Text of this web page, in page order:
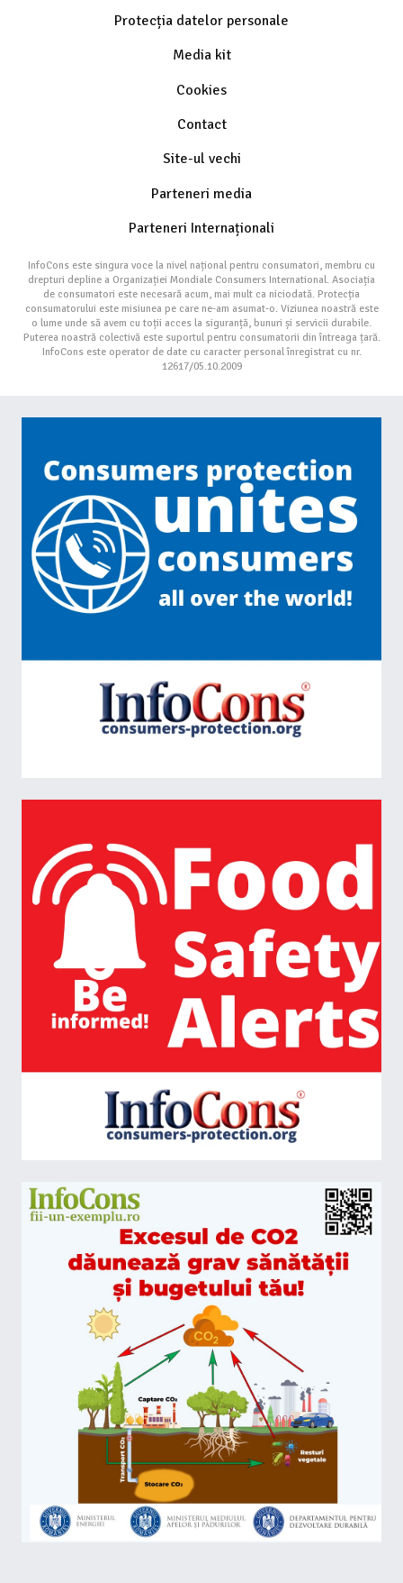
Protecția datelor personale
Media kit
Cookies
Contact
Site-ul vechi
Parteneri media
Parteneri Internaționali
InfoCons este singura voce la nivel național pentru consumatori, membru cu
drepturi depline a Organizației Mondiale Consumers International. Asociația
de consumatori este necesară acum, mai mult ca niciodată. Protecția
consumatorului este misiunea pe care ne-am asumat-o. Viziunea noastră este
o lume unde să avem cu toții acces la siguranță, bunuri și servicii durabile.
Puterea noastră colectivă este suportul pentru consumatorii din întreaga țară.
InfoCons este operator de date cu caracter personal înregistrat cu nr.
12617/05.10.2009